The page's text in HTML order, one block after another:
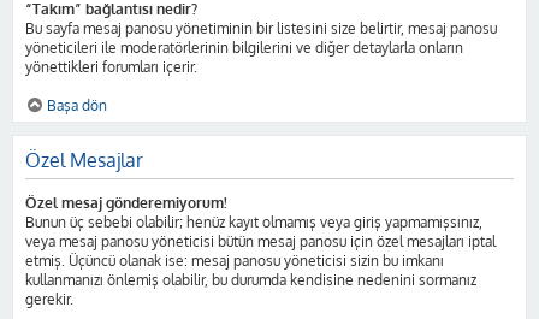
“Takım” bağlantısı nedir?
Bu sayfa mesaj panosu yönetiminin bir listesini size belirtir, mesaj panosu
yöneticileri ile moderatörlerinin bilgilerini ve diğer detaylarla onların
yönettikleri forumları içerir.
Başa dön
Özel Mesajlar
Özel mesaj gönderemiyorum!
Bunun üç sebebi olabilir; henüz kayıt olmamış veya giriş yapmamışsınız,
veya mesaj panosu yöneticisi bütün mesaj panosu için özel mesajları iptal
etmiş. Üçüncü olanak ise: mesaj panosu yöneticisi sizin bu imkanı
kullanmanızı önlemiş olabilir, bu durumda kendisine nedenini sormanız
gerekir.